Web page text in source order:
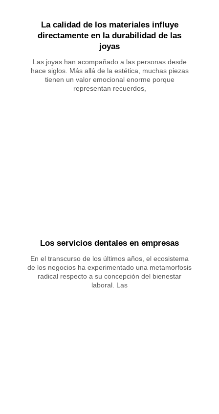
La calidad de los materiales influye
directamente en la durabilidad de las
joyas
Las joyas han acompañado a las personas desde
hace siglos. Más allá de la estética, muchas piezas
tienen un valor emocional enorme porque
representan recuerdos,
Los servicios dentales en empresas
En el transcurso de los últimos años, el ecosistema
de los negocios ha experimentado una metamorfosis
radical respecto a su concepción del bienestar
laboral. Las